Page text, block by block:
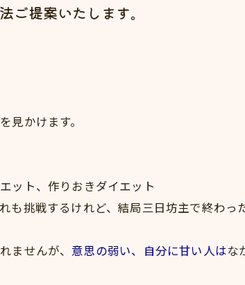
ご提案いたします。
見かけます。
ット、作りおきダイエット
も挑戦するけれど、結局三日坊主で終わっ
ませんが、 意思の弱い、自分に甘い人はな